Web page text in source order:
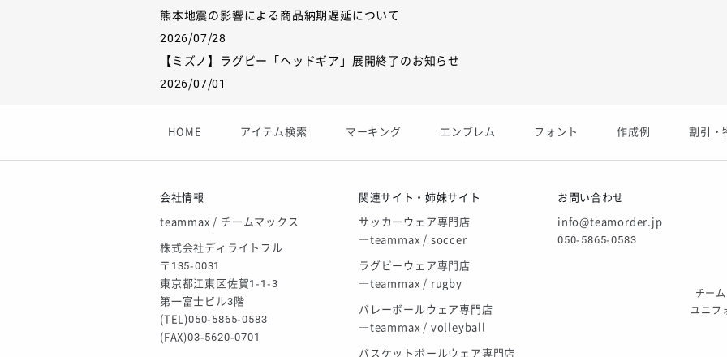
熊本地震の影響による商品納期遅延について
2026/07/28
【ミズノ】ラグビー「ヘッドギア」展開終了のお知らせ
2026/07/01
2026/06/09
ゴールデンウィーク休業のお知らせ
HOME アイテム検索 マーキング エンブレム フォント 作成例 割引・
会社情報
teammax / チームマックス
株式会社ディライトフル
〒135-0031
東京都江東区佐賀1-1-3
第一富士ビル3階
(TEL)050-5865-0583
(FAX)03-5620-0701
関連サイト・姉妹サイト
サッカーウェア専門店
―teammax / soccer
ラグビーウェア専門店
―teammax / rugby
バレーボールウェア専門店
―teammax / volleyball
バスケットボールウェア専門店
お問い合わせ
info@teamorder.jp
050-5865-0583
チー
ユニフ